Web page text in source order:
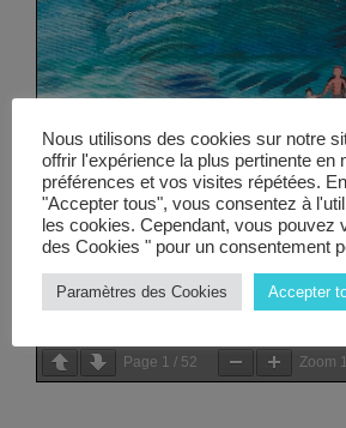
Page 1 / 52 Zoom
Nous utilisons des cookies sur notre
offrir l'expérience la plus pertinente en
préférences et vos visites répétées.
"Accepter tous", vous consentez à
les cookies. Cependant, vous pouvez
des Cookies " pour un consentement
Paramètres des Cookies Accepter